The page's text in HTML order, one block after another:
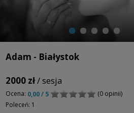
Adam - Białystok
2000 zł/ sesja
Ocena: 0,00 / 5
(0 opinii)
Poleceń: 1